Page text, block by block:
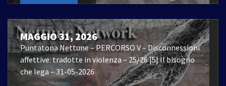
MAGGIO 31, 2026
Puntatona Nettune – PERCORSO V – Disconnessioni
affettive: tradotte in violenza – 25/26 |5| Il bisogno
che lega – 31-05-2026